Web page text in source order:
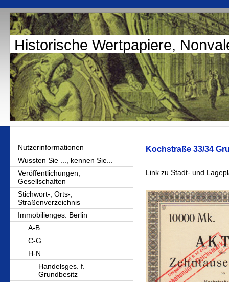
Historische Wertpapiere,
Nutzerinformationen
Wussten Sie ..., kennen Sie...
Veröffentlichungen,
Gesellschaften
Stichwort-, Orts-,
Straßenverzeichnis
Immobilienges. Berlin
A-B
C-G
H-N
Handelsges. f.
Grundbesitz
Kochstraße 33/34
Link zu Stadt- und